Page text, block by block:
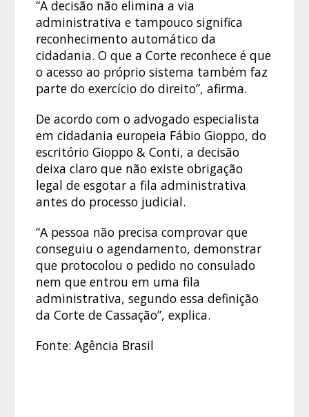
“A decisão não elimina a via
administrativa e tampouco significa
reconhecimento automático da
cidadania. O que a Corte reconhece é que
o acesso ao próprio sistema também faz
parte do exercício do direito”, afirma.
De acordo com o advogado especialista
em cidadania europeia Fábio Gioppo, do
escritório Gioppo & Conti, a decisão
deixa claro que não existe obrigação
legal de esgotar a fila administrativa
antes do processo judicial.
“A pessoa não precisa comprovar que
conseguiu o agendamento, demonstrar
que protocolou o pedido no consulado
nem que entrou em uma fila
administrativa, segundo essa definição
da Corte de Cassação”, explica.
Fonte: Agência Brasil